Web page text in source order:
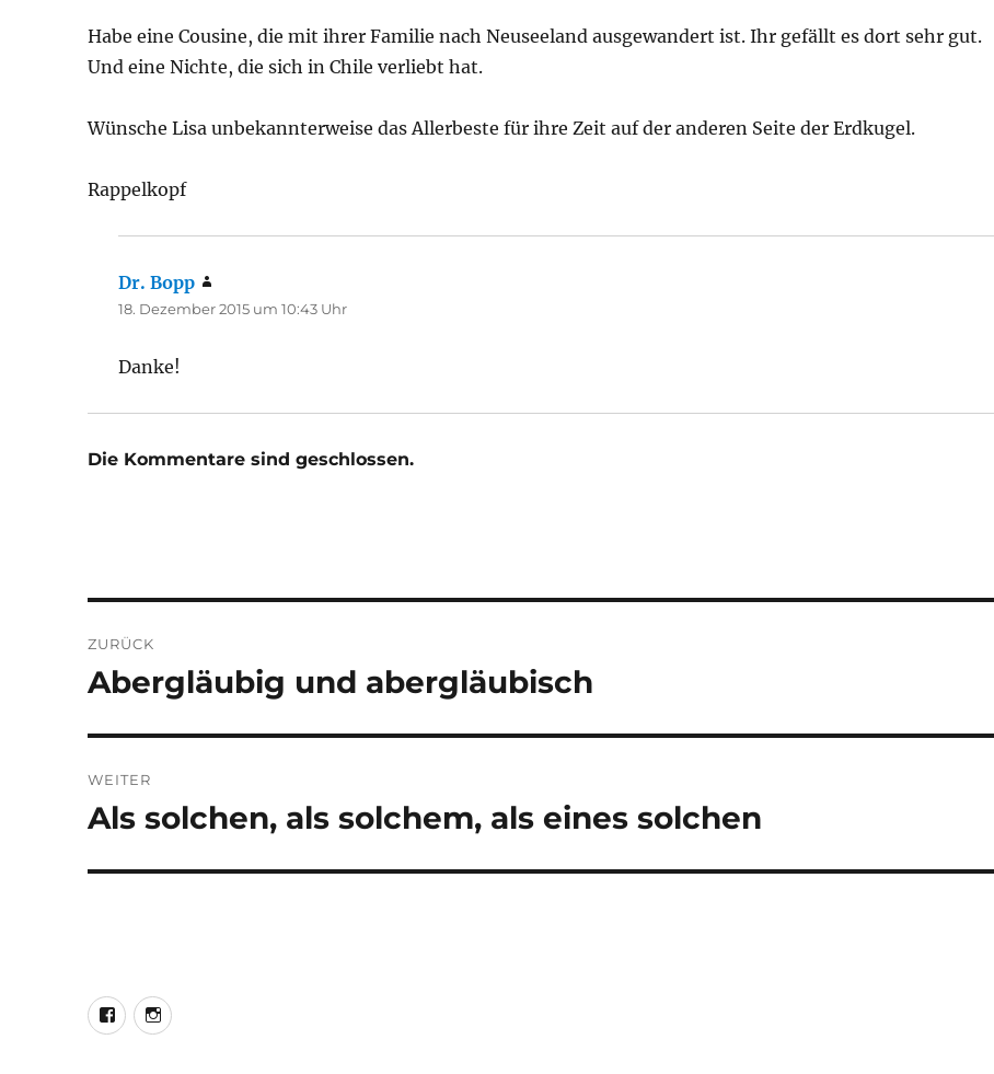
Habe eine Cousine, die mit ihrer Familie nach Neuseeland ausgewandert ist. Ihr gefällt es dort sehr gut.
Und eine Nichte, die sich in Chile verliebt hat.
Wünsche Lisa unbekannterweise das Allerbeste für ihre Zeit auf der anderen Seite der Erdkugel.
Rappelkopf
Dr. Bopp
18. Dezember 2015 um 10:43 Uhr
Danke!
Die Kommentare sind geschlossen.
ZURÜCK
Vorheriger
Abergläubig und abergläubisch
WEITER
Nächster
Als solchen, als solchem, als eines solchen
LEO@Facebook
LEO@Instagram